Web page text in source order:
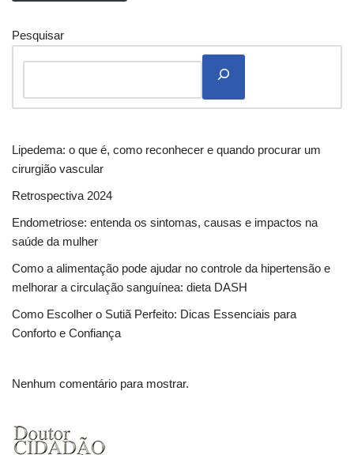
Pesquisar
Lipedema: o que é, como reconhecer e quando procurar um
cirurgião vascular
Retrospectiva 2024
Endometriose: entenda os sintomas, causas e impactos na
saúde da mulher
Como a alimentação pode ajudar no controle da hipertensão e
melhorar a circulação sanguínea: dieta DASH
Como Escolher o Sutiã Perfeito: Dicas Essenciais para
Conforto e Confiança
Nenhum comentário para mostrar.